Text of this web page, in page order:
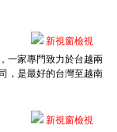
新視窗檢視
一家專門致力於台越兩
，是最好的台灣至越南
新視窗檢視